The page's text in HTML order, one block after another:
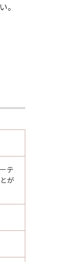
。
テ
が